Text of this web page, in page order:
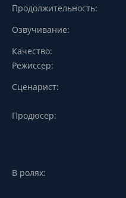
Продолжительность:
Озвучивание:
Качество:
Режиссер:
Сценарист:
Продюсер:
В ролях: